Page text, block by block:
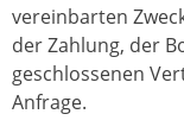
vereinbarten
der Zahlung, der
geschlossenen
Anfrage.